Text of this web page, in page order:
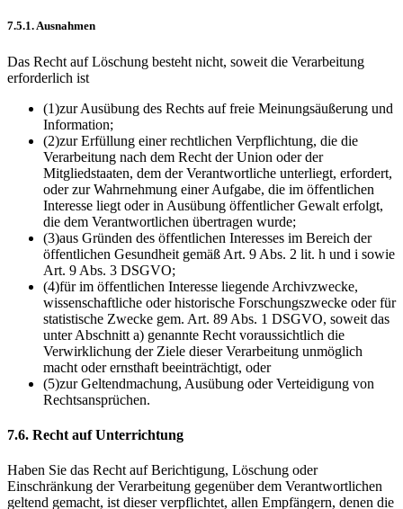
7.5.1. Ausnahmen
Das Recht auf Löschung besteht nicht, soweit die Verarbeitung
erforderlich ist
(1)zur Ausübung des Rechts auf freie Meinungsäußerung und
Information;
(2)zur Erfüllung einer rechtlichen Verpflichtung, die die
Verarbeitung nach dem Recht der Union oder der
Mitgliedstaaten, dem der Verantwortliche unterliegt, erfordert,
oder zur Wahrnehmung einer Aufgabe, die im öffentlichen
Interesse liegt oder in Ausübung öffentlicher Gewalt erfolgt,
die dem Verantwortlichen übertragen wurde;
(3)aus Gründen des öffentlichen Interesses im Bereich der
öffentlichen Gesundheit gemäß Art. 9 Abs. 2 lit. h und i sowie
Art. 9 Abs. 3 DSGVO;
(4)für im öffentlichen Interesse liegende Archivzwecke,
wissenschaftliche oder historische Forschungszwecke oder für
statistische Zwecke gem. Art. 89 Abs. 1 DSGVO, soweit das
unter Abschnitt a) genannte Recht voraussichtlich die
Verwirklichung der Ziele dieser Verarbeitung unmöglich
macht oder ernsthaft beeinträchtigt, oder
(5)zur Geltendmachung, Ausübung oder Verteidigung von
Rechtsansprüchen.
7.6. Recht auf Unterrichtung
Haben Sie das Recht auf Berichtigung, Löschung oder
Einschränkung der Verarbeitung gegenüber dem Verantwortlichen
geltend gemacht, ist dieser verpflichtet, allen Empfängern, denen die